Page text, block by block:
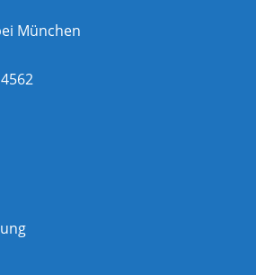
München